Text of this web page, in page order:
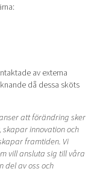
av externa
då dessa sköts
att förändring sker
innovation och
framtiden. Vi
vill ansluta sig till våra
del av oss och